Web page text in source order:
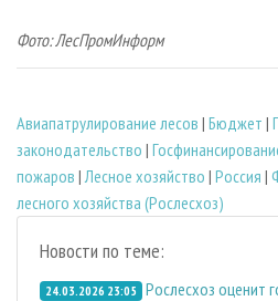
Фото: ЛесПромИнформ
Авиапатрулирование лесов | Бюджет |
законодательство |
пожаров | Лесное хозяйство | Россия |
лесного хозяйства (Рослесхоз)
Новости по теме:
24.03.2026 23:05 Рослесхоз оценит